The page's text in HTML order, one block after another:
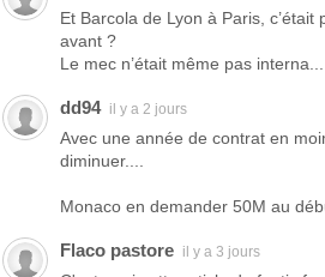
Et Barcola de Lyon à Paris,
avant ?
Le mec n’était même pas interna...
dd94 il y a 2 jours
Avec une année de contrat en
diminuer....
Monaco en demander 50M au
Flaco pastore il y a 3 jours